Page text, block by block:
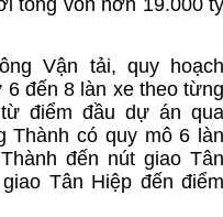
Vận tải, quy
đến 8 làn xe theo
điểm đầu dự án
Thành có quy mô 6
đến nút giao
Tân Hiệp đến